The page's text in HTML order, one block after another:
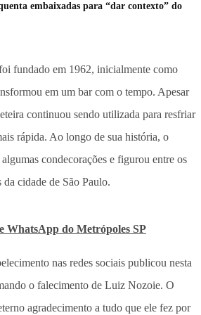
embaixadas para “dar contexto” do
fundado em 1962, inicialmente como
em um bar com o tempo. Apesar
continuou sendo utilizada para resfriar
rápida. Ao longo de sua história, o
condecorações e figurou entre os
da cidade de São Paulo.
WhatsApp do Metrópoles SP
nas redes sociais publicou nesta
o falecimento de Luiz Nozoie. O
agradecimento a tudo que ele fez por